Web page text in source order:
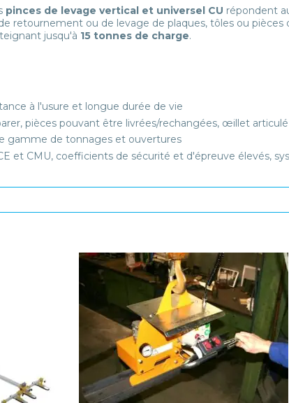
pinces de levage vertical et universel CU répondent
retournement ou de levage de plaques, tôles ou
jusqu'à 15 tonnes de charge.
à l'usure et longue durée de vie
pièces pouvant être livrées/rechangées, œillet articulé
gamme de tonnages et ouvertures
et CMU, coefficients de sécurité et d'épreuve élevés,